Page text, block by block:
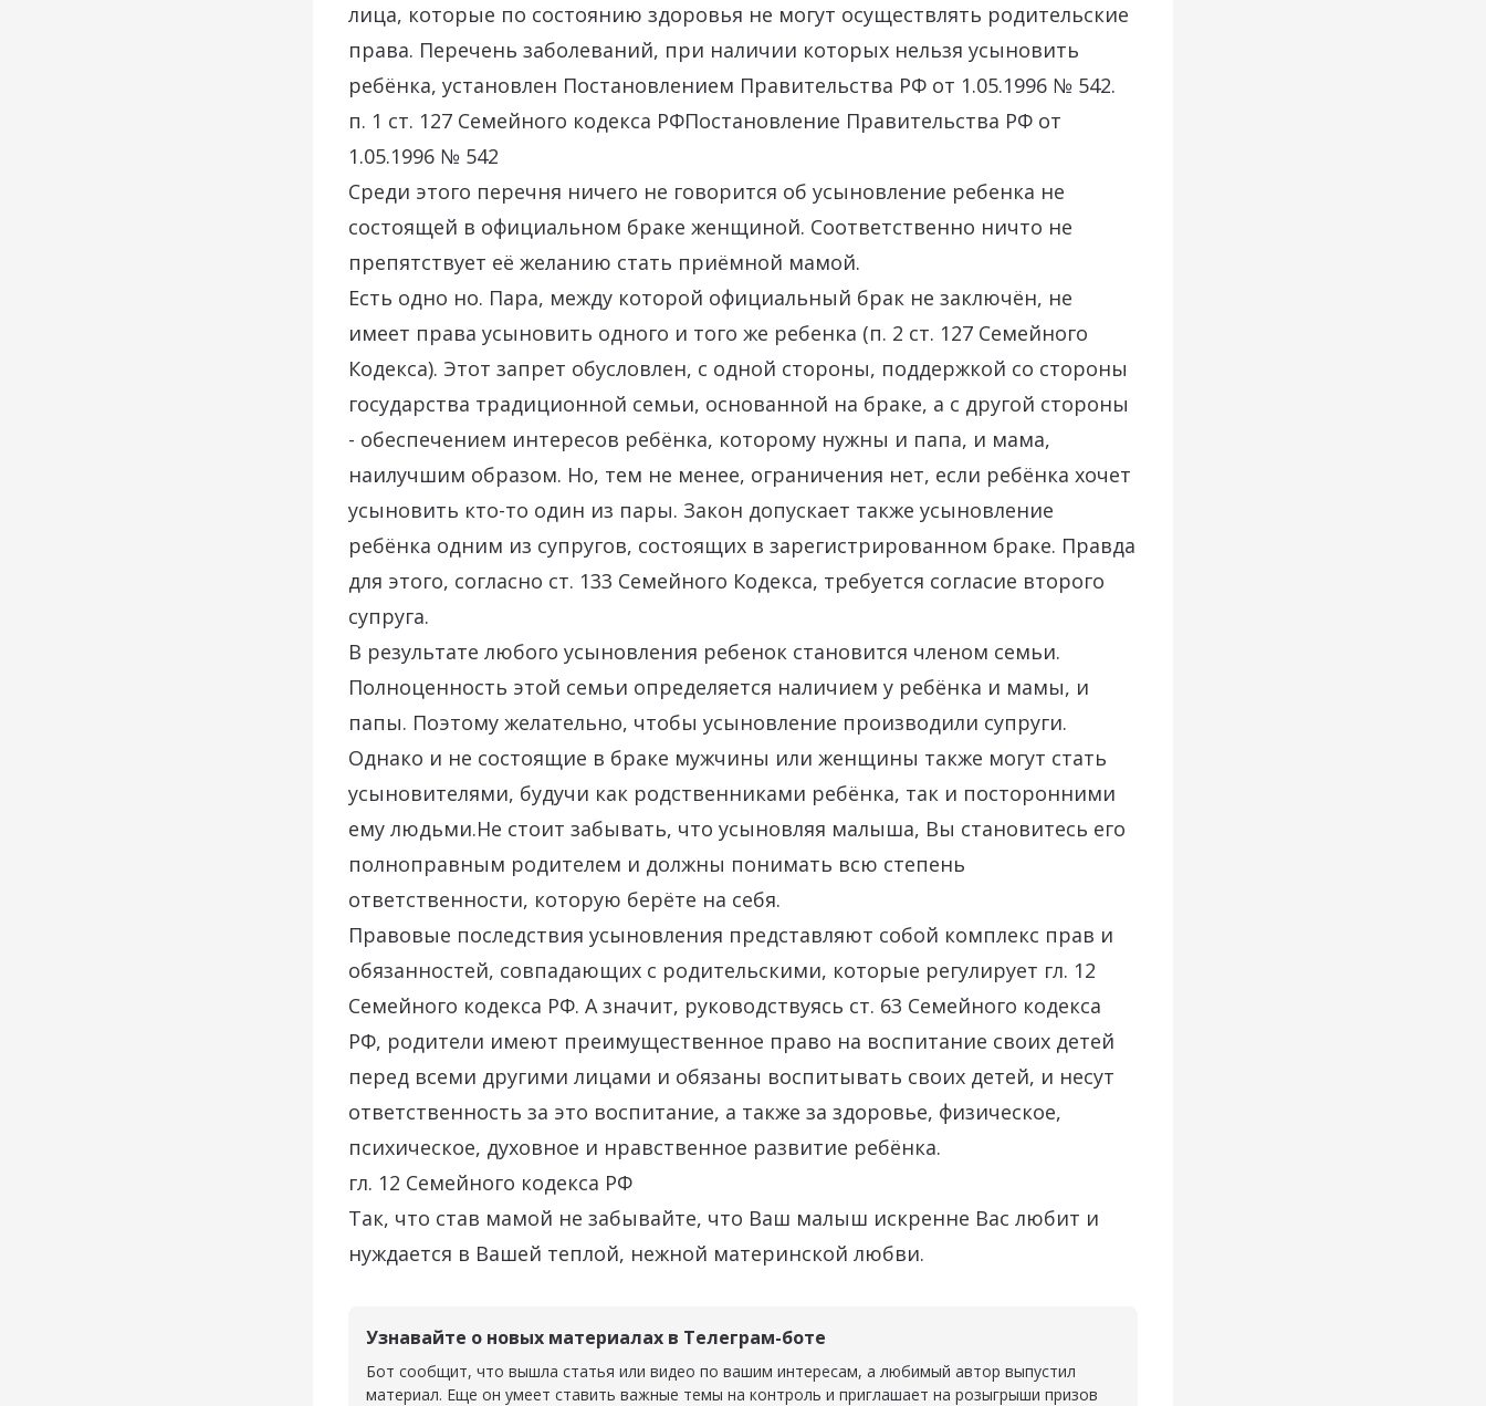
лица, которые по состоянию здоровья не могут осуществлять родительские
права. Перечень заболеваний, при наличии которых нельзя усыновить
ребёнка, установлен Постановлением Правительства РФ от 1.05.1996 № 542.
п. 1 ст. 127 Семейного кодекса РФПостановление Правительства РФ от
1.05.1996 № 542
Среди этого перечня ничего не говорится об усыновление ребенка не
состоящей в официальном браке женщиной. Соответственно ничто не
препятствует её желанию стать приёмной мамой.
Есть одно но. Пара, между которой официальный брак не заключён, не
имеет права усыновить одного и того же ребенка (п. 2 ст. 127 Семейного
Кодекса). Этот запрет обусловлен, с одной стороны, поддержкой со стороны
государства традиционной семьи, основанной на браке, а с другой стороны
- обеспечением интересов ребёнка, которому нужны и папа, и мама,
наилучшим образом. Но, тем не менее, ограничения нет, если ребёнка хочет
усыновить кто-то один из пары. Закон допускает также усыновление
ребёнка одним из супругов, состоящих в зарегистрированном браке. Правда
для этого, согласно ст. 133 Семейного Кодекса, требуется согласие второго
супруга.
В результате любого усыновления ребенок становится членом семьи.
Полноценность этой семьи определяется наличием у ребёнка и мамы, и
папы. Поэтому желательно, чтобы усыновление производили супруги.
Однако и не состоящие в браке мужчины или женщины также могут стать
усыновителями, будучи как родственниками ребёнка, так и посторонними
ему людьми.Не стоит забывать, что усыновляя малыша, Вы становитесь его
полноправным родителем и должны понимать всю степень
ответственности, которую берёте на себя.
Правовые последствия усыновления представляют собой комплекс прав и
обязанностей, совпадающих с родительскими, которые регулирует гл. 12
Семейного кодекса РФ. А значит, руководствуясь ст. 63 Семейного кодекса
РФ, родители имеют преимущественное право на воспитание своих детей
перед всеми другими лицами и обязаны воспитывать своих детей, и несут
ответственность за это воспитание, а также за здоровье, физическое,
психическое, духовное и нравственное развитие ребёнка.
гл. 12 Семейного кодекса РФ
Так, что став мамой не забывайте, что Ваш малыш искренне Вас любит и
нуждается в Вашей теплой, нежной материнской любви.
Узнавайте о новых материалах в Телеграм-боте
Бот сообщит, что вышла статья или видео по вашим интересам, а любимый автор выпустил
материал. Еще он умеет ставить важные темы на контроль и приглашает на розыгрыши призов